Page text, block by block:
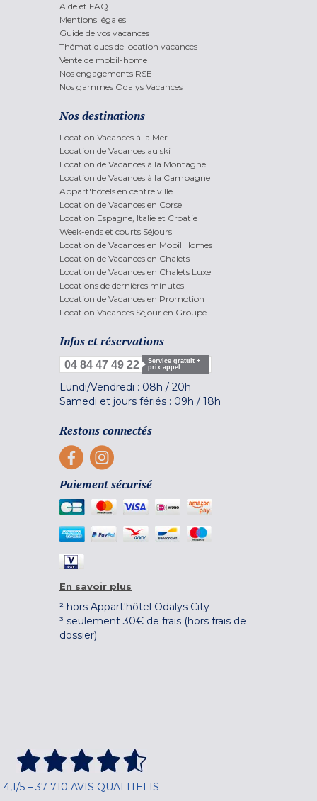
Aide et FAQ
Mentions légales
Guide de vos vacances
Thématiques de location vacances
Vente de mobil-home
Nos engagements RSE
Nos gammes Odalys Vacances
Nos destinations
Location Vacances à la Mer
Location de Vacances au ski
Location de Vacances à la Montagne
Location de Vacances à la Campagne
Appart'hôtels en centre ville
Location de Vacances en Corse
Location Espagne, Italie et Croatie
Week-ends et courts Séjours
Location de Vacances en Mobil Homes
Location de Vacances en Chalets
Location de Vacances en Chalets Luxe
Locations de dernières minutes
Location de Vacances en Promotion
Location Vacances Séjour en Groupe
Infos et réservations
04 84 47 49 22
Service gratuit +
prix appel
Lundi/Vendredi : 08h / 20h
Samedi et jours fériés : 09h / 18h
Restons connectés
Paiement sécurisé
En savoir plus
² hors Appart'hôtel Odalys City
³ seulement 30€ de frais (hors frais de
dossier)
4,1/5 – 37 710 AVIS QUALITELIS